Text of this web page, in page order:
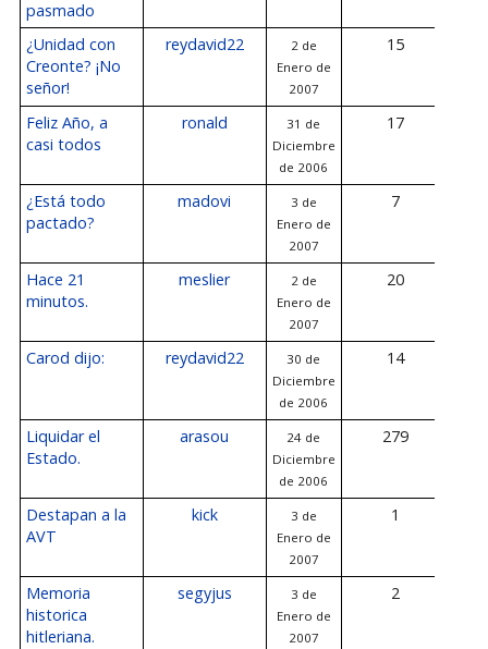
pasmado
¿Unidad con
Creonte? ¡No
señor!
reydavid22
2 de
Enero de
2007
15
Feliz Año, a
casi todos
ronald
31 de
Diciembre
de 2006
17
¿Está todo
pactado?
madovi
3 de
Enero de
2007
7
Hace 21
minutos.
meslier
2 de
Enero de
2007
20
Carod dijo: reydavid22
30 de
Diciembre
de 2006
14
Liquidar el
Estado.
arasou
24 de
Diciembre
de 2006
279
Destapan a la
AVT
kick
3 de
Enero de
2007
1
Memoria
historica
hitleriana.
segyjus
3 de
Enero de
2007
2